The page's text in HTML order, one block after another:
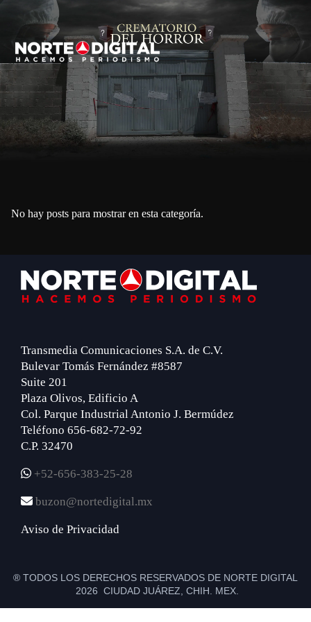
No hay posts para mostrar en esta categoría.
Footer
Transmedia Comunicaciones S.A. de C.V.
Bulevar Tomás Fernández #8587
Suite 201
Plaza Olivos, Edificio A
Col. Parque Industrial Antonio J. Bermúdez
Teléfono 656-682-72-92
C.P. 32470
+52-656-383-25-28
buzon@nortedigital.mx
Aviso de Privacidad
® TODOS LOS DERECHOS RESERVADOS DE NORTE DIGITAL
2026 CIUDAD JUÁREZ, CHIH. MEX.